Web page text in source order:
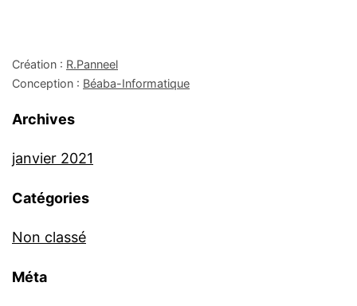
Création : R.Panneel
Conception : Béaba-Informatique
Archives
janvier 2021
Catégories
Non classé
Méta